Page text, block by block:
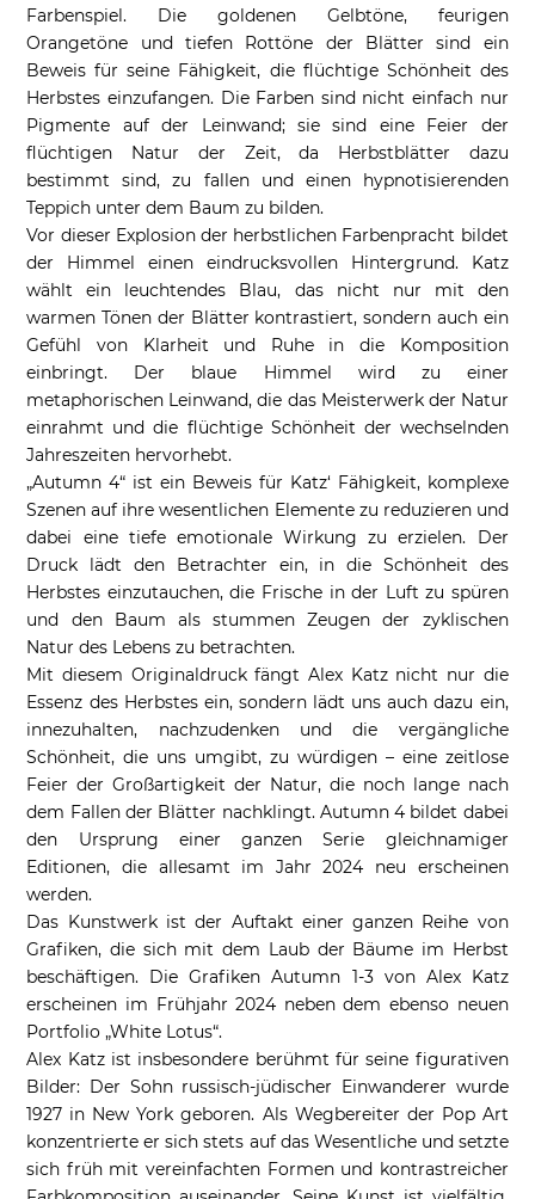
Farbenspiel. Die goldenen Gelbtöne, feurigen
Orangetöne und tiefen Rottöne der Blätter sind ein
Beweis für seine Fähigkeit, die flüchtige Schönheit des
Herbstes einzufangen. Die Farben sind nicht einfach nur
Pigmente auf der Leinwand; sie sind eine Feier der
flüchtigen Natur der Zeit, da Herbstblätter dazu
bestimmt sind, zu fallen und einen hypnotisierenden
Teppich unter dem Baum zu bilden.
Vor dieser Explosion der herbstlichen Farbenpracht bildet
der Himmel einen eindrucksvollen Hintergrund. Katz
wählt ein leuchtendes Blau, das nicht nur mit den
warmen Tönen der Blätter kontrastiert, sondern auch ein
Gefühl von Klarheit und Ruhe in die Komposition
einbringt. Der blaue Himmel wird zu einer
metaphorischen Leinwand, die das Meisterwerk der Natur
einrahmt und die flüchtige Schönheit der wechselnden
Jahreszeiten hervorhebt.
„Autumn 4“ ist ein Beweis für Katz‘ Fähigkeit, komplexe
Szenen auf ihre wesentlichen Elemente zu reduzieren und
dabei eine tiefe emotionale Wirkung zu erzielen. Der
Druck lädt den Betrachter ein, in die Schönheit des
Herbstes einzutauchen, die Frische in der Luft zu spüren
und den Baum als stummen Zeugen der zyklischen
Natur des Lebens zu betrachten.
Mit diesem Originaldruck fängt Alex Katz nicht nur die
Essenz des Herbstes ein, sondern lädt uns auch dazu ein,
innezuhalten, nachzudenken und die vergängliche
Schönheit, die uns umgibt, zu würdigen – eine zeitlose
Feier der Großartigkeit der Natur, die noch lange nach
dem Fallen der Blätter nachklingt. Autumn 4 bildet dabei
den Ursprung einer ganzen Serie gleichnamiger
Editionen, die allesamt im Jahr 2024 neu erscheinen
werden.
Das Kunstwerk ist der Auftakt einer ganzen Reihe von
Grafiken, die sich mit dem Laub der Bäume im Herbst
beschäftigen. Die Grafiken Autumn 1-3 von Alex Katz
erscheinen im Frühjahr 2024 neben dem ebenso neuen
Portfolio „White Lotus“.
Alex Katz ist insbesondere berühmt für seine figurativen
Bilder: Der Sohn russisch-jüdischer Einwanderer wurde
1927 in New York geboren. Als Wegbereiter der Pop Art
konzentrierte er sich stets auf das Wesentliche und setzte
sich früh mit vereinfachten Formen und kontrastreicher